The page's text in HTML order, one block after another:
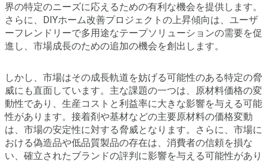
界の特定のニーズに応えるための有利な機会を提供します。
さらに、DIYホーム改善プロジェクトの上昇傾向は、ユーザ
ーフレンドリーで多用途なテープソリューションの需要を促
進し、市場成長のための追加の機会を創出します。
しかし、市場はその成長軌道を妨げる可能性のある特定の脅
威にも直面しています。主な課題の一つは、原材料価格の変
動性であり、生産コストと利益率に大きな影響を与える可能
性があります。接着剤や基材などの主要原材料の価格変動
は、市場の安定性に対する脅威となります。さらに、市場に
おける偽造品や低品質製品の存在は、消費者の信頼を損な
い、確立されたブランドの評判に影響を与える可能性があり